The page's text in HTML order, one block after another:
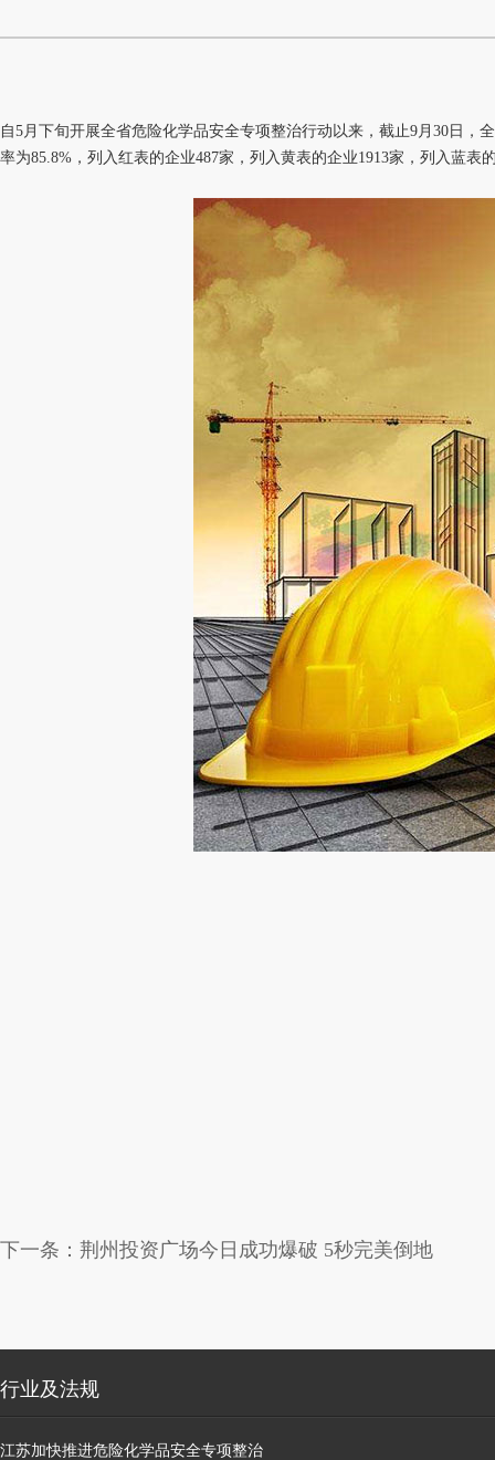
自5月下旬开展全省危险化学品安全专项整治行动以来，截止9月30日，
率为85.8%，列入红表的企业487家，列入黄表的企业1913家，列入蓝表
下一条： 荆州投资广场今日成功爆破 5秒完美倒地
行业及法规
江苏加快推进危险化学品安全专项整治